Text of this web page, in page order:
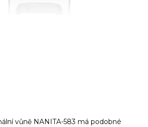
vůně NANITA-583 má podobné